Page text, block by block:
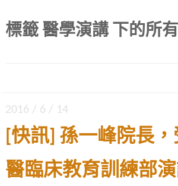
標籤 醫學演講 下的所
2016 / 6 / 14
[快訊] 孫一峰院長
醫臨床教育訓練部